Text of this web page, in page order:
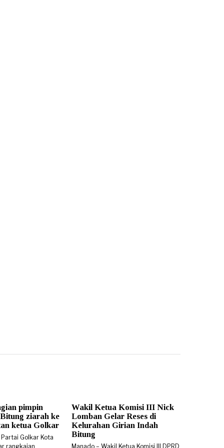
pimpin
ziarah ke
ketua Golkar
Partai Golkar Kota
rangkaian
Wakil Ketua Komisi III Nick
Lomban Gelar Reses di
Kelurahan Girian Indah
Bitung
Manado – Wakil Ketua Komisi III DPRD